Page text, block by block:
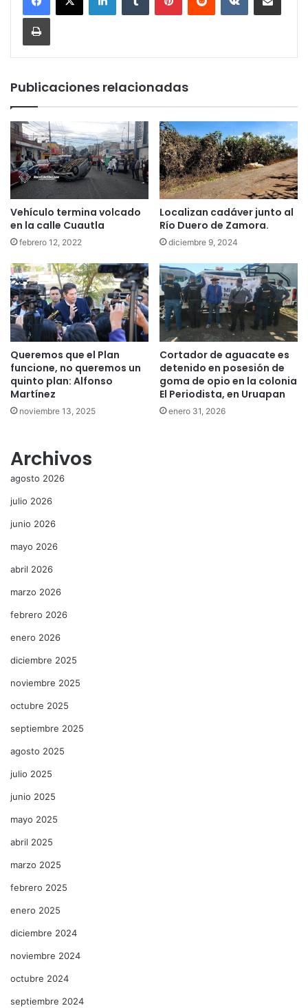
Imprimir
Publicaciones relacionadas
Vehículo termina volcado
en la calle Cuautla
febrero 12, 2022
Localizan cadáver junto al
Río Duero de Zamora.
diciembre 9, 2024
Queremos que el Plan
funcione, no queremos un
quinto plan: Alfonso
Martínez
noviembre 13, 2025
Cortador de aguacate es
detenido en posesión de
goma de opio en la colonia
El Periodista, en Uruapan
enero 31, 2026
Archivos
agosto 2026
julio 2026
junio 2026
mayo 2026
abril 2026
marzo 2026
febrero 2026
enero 2026
diciembre 2025
noviembre 2025
octubre 2025
septiembre 2025
agosto 2025
julio 2025
junio 2025
mayo 2025
abril 2025
marzo 2025
febrero 2025
enero 2025
diciembre 2024
noviembre 2024
octubre 2024
septiembre 2024